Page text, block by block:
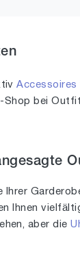
Accessoires
bei
Ihrer
Ihnen
aber die